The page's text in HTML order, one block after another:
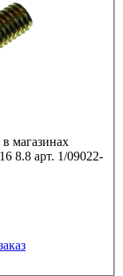
магазинах
1/09022-